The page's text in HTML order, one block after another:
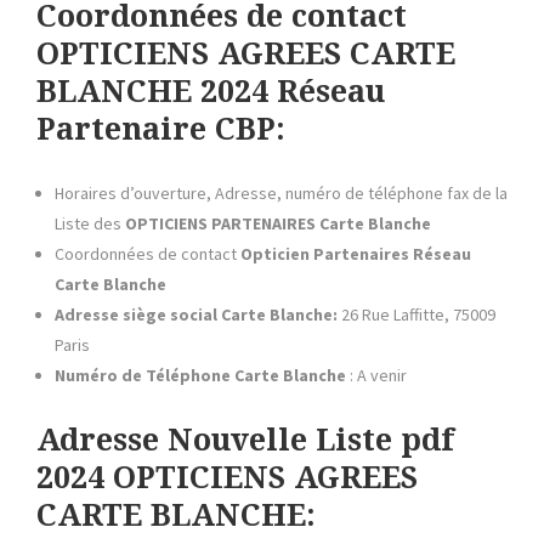
Coordonnées de contact
OPTICIENS AGREES CARTE
BLANCHE 2024 Réseau
Partenaire CBP:
Horaires d’ouverture, Adresse, numéro de téléphone fax de la
Liste des OPTICIENS PARTENAIRES Carte Blanche
Coordonnées de contact Opticien Partenaires Réseau
Carte Blanche
Adresse siège social Carte Blanche: 26 Rue Laffitte, 75009
Paris
Numéro de Téléphone Carte Blanche : A venir
Adresse Nouvelle Liste pdf
2024 OPTICIENS AGREES
CARTE BLANCHE: